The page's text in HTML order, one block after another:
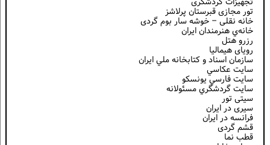
تور مجازی قبرستان پرلاشز
خانه نقلی – خوشه سار بوم گردی
خانه‌ي هنرمندان ايران
رزرو هتل
رویای هیمالیا
سازمان اسناد و كتابخانه ملي ايران
سايت عكاسي
سايت فارسي يونسكو
سايت گردشگري مسئولانه
سیتی تور
سیری در ایران
فرانسه در ايران
قشم گردی
قطب نما